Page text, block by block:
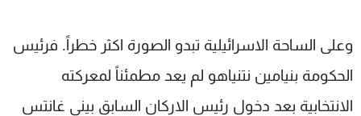
وعلى الساحة الاسرائيلية تبدو الصورة اكثر خطراً. فرئيس
الحكومة بنيامين نتنياهو لم يعد مطمئناً لمعركته
الانتخابية بعد دخول رئيس الاركان السابق بيني غانتس